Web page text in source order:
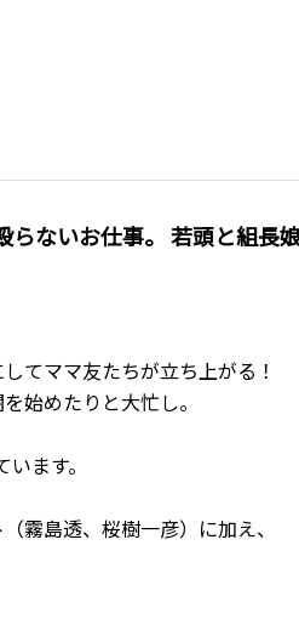
ないお仕事。 若頭と組長
てママ友たちが立ち上がる！
始めたりと大忙し。
ます。
霧島透、桜樹一彦）に加え、